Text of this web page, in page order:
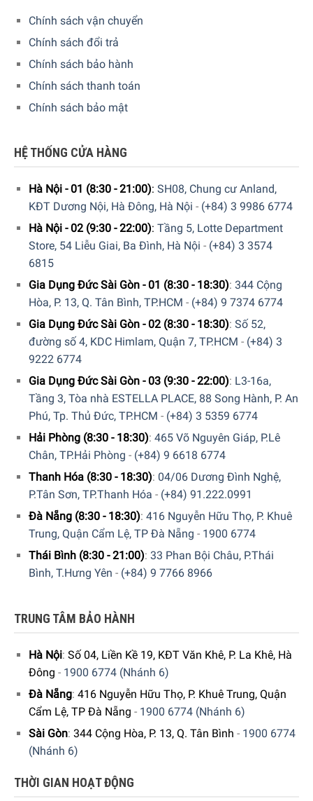
Chính sách vận chuyển
Chính sách đổi trả
Chính sách bảo hành
Chính sách thanh toán
Chính sách bảo mật
HỆ THỐNG CỬA HÀNG
Hà Nội - 01 (8:30 - 21:00): SH08, Chung cư Anland,
KĐT Dương Nội, Hà Đông, Hà Nội - (+84) 3 9986 6774
Hà Nội - 02 (9:30 - 22:00): Tầng 5, Lotte Department
Store, 54 Liễu Giai, Ba Đình, Hà Nội - (+84) 3 3574
6815
Gia Dụng Đức Sài Gòn - 01 (8:30 - 18:30): 344 Cộng
Hòa, P. 13, Q. Tân Bình, TP.HCM - (+84) 9 7374 6774
Gia Dụng Đức Sài Gòn - 02 (8:30 - 18:30): Số 52,
đường số 4, KDC Himlam, Quận 7, TP.HCM - (+84) 3
9222 6774
Gia Dụng Đức Sài Gòn - 03 (9:30 - 22:00): L3-16a,
Tầng 3, Tòa nhà ESTELLA PLACE, 88 Song Hành, P. An
Phú, Tp. Thủ Đức, TP.HCM - (+84) 3 5359 6774
Hải Phòng (8:30 - 18:30): 465 Võ Nguyên Giáp, P.Lê
Chân, TP.Hải Phòng - (+84) 9 6618 6774
Thanh Hóa (8:30 - 18:30): 04/06 Dương Đình Nghệ,
P.Tân Sơn, TP.Thanh Hóa - (+84) 91.222.0991
Đà Nẵng (8:30 - 18:30): 416 Nguyễn Hữu Thọ, P. Khuê
Trung, Quận Cẩm Lệ, TP Đà Nẵng - 1900 6774
Thái Bình (8:30 - 21:00): 33 Phan Bội Châu, P.Thái
Bình, T.Hưng Yên - (+84) 9 7766 8966
TRUNG TÂM BẢO HÀNH
Hà Nội: Số 04, Liền Kề 19, KĐT Văn Khê, P. La Khê, Hà
Đông - 1900 6774 (Nhánh 6)
Đà Nẵng: 416 Nguyễn Hữu Thọ, P. Khuê Trung, Quận
Cẩm Lệ, TP Đà Nẵng - 1900 6774 (Nhánh 6)
Sài Gòn: 344 Cộng Hòa, P. 13, Q. Tân Bình - 1900 6774
(Nhánh 6)
THỜI GIAN HOẠT ĐỘNG